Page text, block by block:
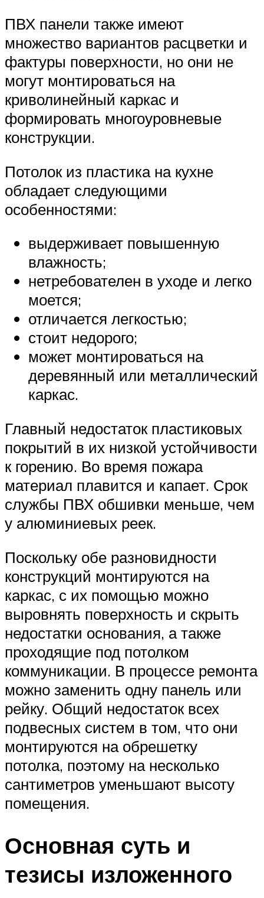
ПВХ панели также имеют
множество вариантов расцветки и
фактуры поверхности, но они не
могут монтироваться на
криволинейный каркас и
формировать многоуровневые
конструкции.
Потолок из пластика на кухне
обладает следующими
особенностями:
выдерживает повышенную
влажность;
нетребователен в уходе и легко
моется;
отличается легкостью;
стоит недорого;
может монтироваться на
деревянный или металлический
каркас.
Главный недостаток пластиковых
покрытий в их низкой устойчивости
к горению. Во время пожара
материал плавится и капает. Срок
службы ПВХ обшивки меньше, чем
у алюминиевых реек.
Поскольку обе разновидности
конструкций монтируются на
каркас, с их помощью можно
выровнять поверхность и скрыть
недостатки основания, а также
проходящие под потолком
коммуникации. В процессе ремонта
можно заменить одну панель или
рейку. Общий недостаток всех
подвесных систем в том, что они
монтируются на обрешетку
потолка, поэтому на несколько
сантиметров уменьшают высоту
помещения.
Основная суть и
тезисы изложенного